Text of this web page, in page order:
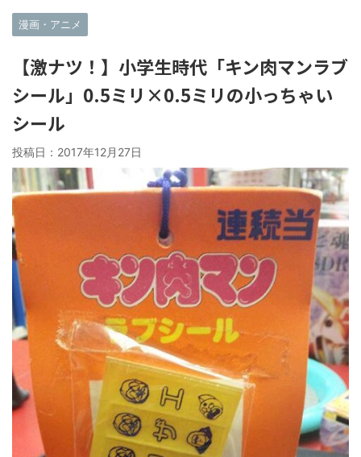
漫画・アニメ
【激ナツ！】小学生時代「キン肉マンラブ
シール」0.5ミリ×0.5ミリの小っちゃい
シール
投稿日： 2017年12月27日